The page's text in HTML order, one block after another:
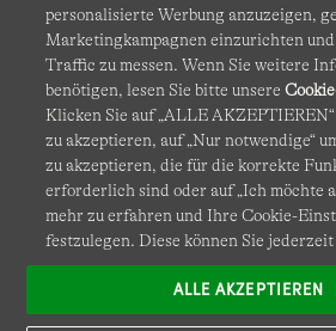
Cookies Ich möchte auswählen
Site Map
Diese Website ist durch reCAPTCHA
Datenschutzerklärung und
Google.
personalisierte Werbung anzuzeigen,
Marketingkampagnen einzurichten
Traffic zu messen. Wenn Sie weitere
benötigen, lesen Sie bitte unsere
Klicken Sie auf „ALLE
zu akzeptieren, auf „Nur notwendige“
zu akzeptieren, die für die korrekte
erforderlich sind oder auf „Ich möchte
mehr zu erfahren und Ihre Cookie-
festzulegen. Diese können Sie
ALLE AKZEPTIEREN